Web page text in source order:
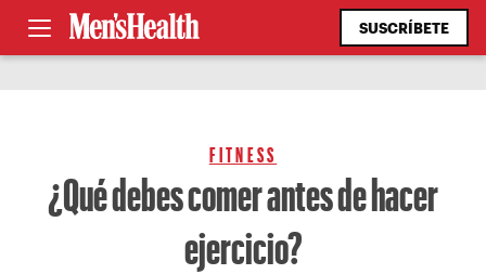
SUSCRÍBETE
FITNESS
¿Qué debes comer antes de hacer
ejercicio?